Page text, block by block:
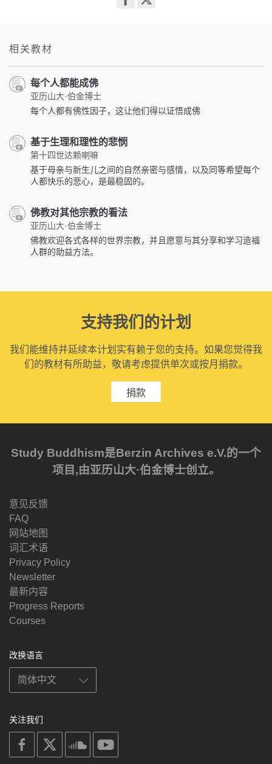
相关教材
每个人都能成佛
亚历山大·伯金博士
每个人都有佛性因子，这让他们得以证悟成佛
基于生理和理性的悲悯
第十四世达赖喇嘛
基于母亲与新生儿之间的自然亲密与感情，以及同等希望每个
人都快乐的悲心，是最稳固的。
佛教对其他宗教的看法
亚历山大·伯金博士
佛教欢迎各式各样的世界宗教，并且愿意与其分享和学习造福
人群的助益方法。
支持我们的计划
我们能维持并延续本计划实有赖于您的支持。如果您觉得我
们的教材有所助益，敬请考虑提供单次或按月捐款。
捐款
Study Buddhism是Berzin Archives e.V.的一个
项目,由亚历山大·伯金博士创立。
意见反馈
FAQ
网站地图
词汇术语
Privacy Policy
Newsletter
最新内容
Progress Reports
Courses
改换语言
关注我们
on
facebook
soundcloud